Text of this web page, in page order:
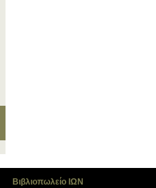
Βιβλιοπωλείο ΙΩΝ